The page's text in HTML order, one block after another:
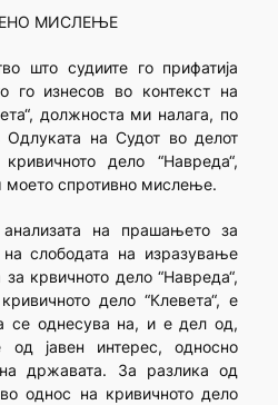
МИСЛЕЊЕ
што судиите го прифатија
го изнесов во контекст на
должноста ми налага, по
Одлуката на Судот во делот
дело “Навреда“,
моето спротивно мислење.
на прашањето за
на слободата на изразување
крвичното дело “Навреда“,
дело “Клевета“, е
се однесува на, и е дел од,
јавен интерес, односно
државата. За разлика од
однос на кривичното дело